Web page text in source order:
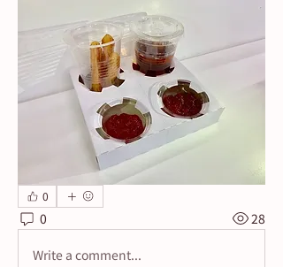
0
0 28
Write a comment...